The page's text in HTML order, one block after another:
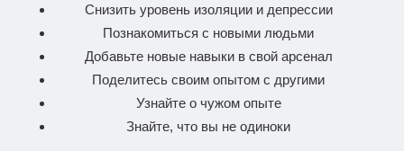
Снизить уровень изоляции и депрессии
Познакомиться с новыми людьми
Добавьте новые навыки в свой арсенал
Поделитесь своим опытом с другими
Узнайте о чужом опыте
Знайте, что вы не одиноки